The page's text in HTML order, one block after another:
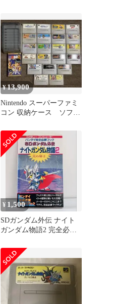
¥13,900
Nintendo スーパーファミ
コン 収納ケース ソフト
¥ 1,500
SDガンダム外伝 ナイト
ガンダム物語2 完全必勝